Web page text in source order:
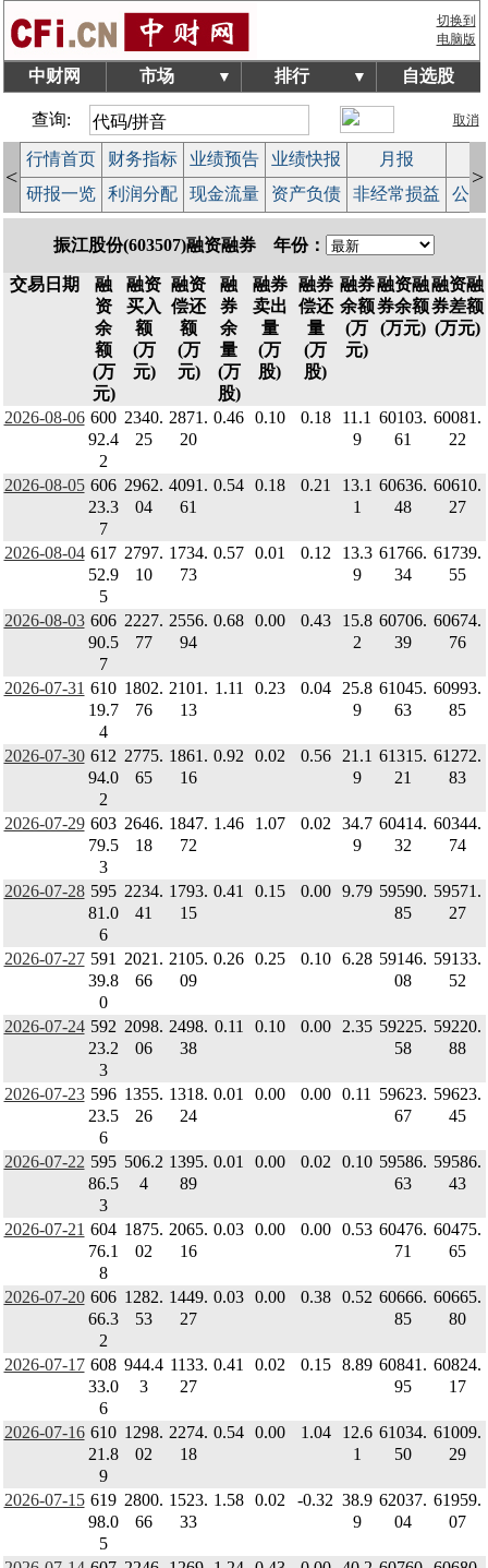
切换到
电脑版
中财网 市场 ▼ 排行 ▼ 自选股
查询: 取消
<
行情首页 财务指标 业绩预告 业绩快报 月报
研报一览
利润分配 现金流量 资产负债 非经常损益 公
>
振江股份(603507)融资融券 年份：
交易日期
融
资
余
额
(万
元)
融资
买入
额
(万
元)
融资
偿还
额
(万
元)
融
券
余
量
(万
股)
融券
卖出
量
(万
股)
融券
偿还
量
(万
股)
融券
余额
(万
元)
融资融
券余额
(万元)
融资融
券差额
(万元)
2026-08-06 600
92.4
2
2340.
25
2871.
20
0.46 0.10 0.18
11.1
9
60103.
61
60081.
22
2026-08-05 606
23.3
7
2962.
04
4091.
61
0.54 0.18 0.21
13.1
1
60636.
48
60610.
27
2026-08-04 617
52.9
5
2797.
10
1734.
73
0.57 0.01 0.12
13.3
9
61766.
34
61739.
55
2026-08-03 606
90.5
7
2227.
77
2556.
94
0.68 0.00 0.43
15.8
2
60706.
39
60674.
76
2026-07-31 610
19.7
4
1802.
76
2101.
13
1.11 0.23 0.04
25.8
9
61045.
63
60993.
85
2026-07-30 612
94.0
2
2775.
65
1861.
16
0.92 0.02 0.56
21.1
9
61315.
21
61272.
83
2026-07-29 603
79.5
3
2646.
18
1847.
72
1.46 1.07 0.02
34.7
9
60414.
32
60344.
74
2026-07-28 595
81.0
6
2234.
41
1793.
15
0.41 0.15 0.00 9.79 59590.
85
59571.
27
2026-07-27 591
39.8
0
2021.
66
2105.
09
0.26 0.25 0.10 6.28 59146.
08
59133.
52
2026-07-24 592
23.2
3
2098.
06
2498.
38
0.11 0.10 0.00 2.35 59225.
58
59220.
88
2026-07-23 596
23.5
6
1355.
26
1318.
24
0.01 0.00 0.00 0.11
59623.
67
59623.
45
2026-07-22 595
86.5
3
506.2
4
1395.
89
0.01 0.00 0.02 0.10 59586.
63
59586.
43
2026-07-21 604
76.1
8
1875.
02
2065.
16
0.03 0.00 0.00 0.53 60476.
71
60475.
65
2026-07-20 606
66.3
2
1282.
53
1449.
27
0.03 0.00 0.38 0.52 60666.
85
60665.
80
2026-07-17 608
33.0
6
944.4
3
1133.
27
0.41 0.02 0.15 8.89 60841.
95
60824.
17
2026-07-16 610
21.8
9
1298.
02
2274.
18
0.54 0.00 1.04
12.6
1
61034.
50
61009.
29
2026-07-15 619
98.0
5
2800.
66
1523.
33
1.58 0.02 -0.32 38.9
9
62037.
04
61959.
07